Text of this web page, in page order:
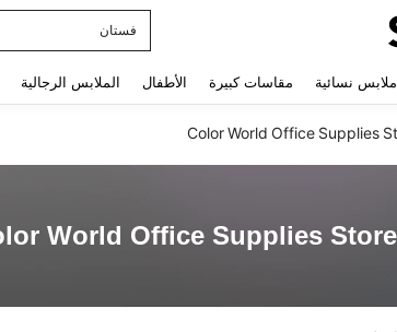
فستان
ملابس نسائية مقاسات كبيرة الأطفال الملابس الرجالية
Color World Office Supplies
World Office Supplies Store